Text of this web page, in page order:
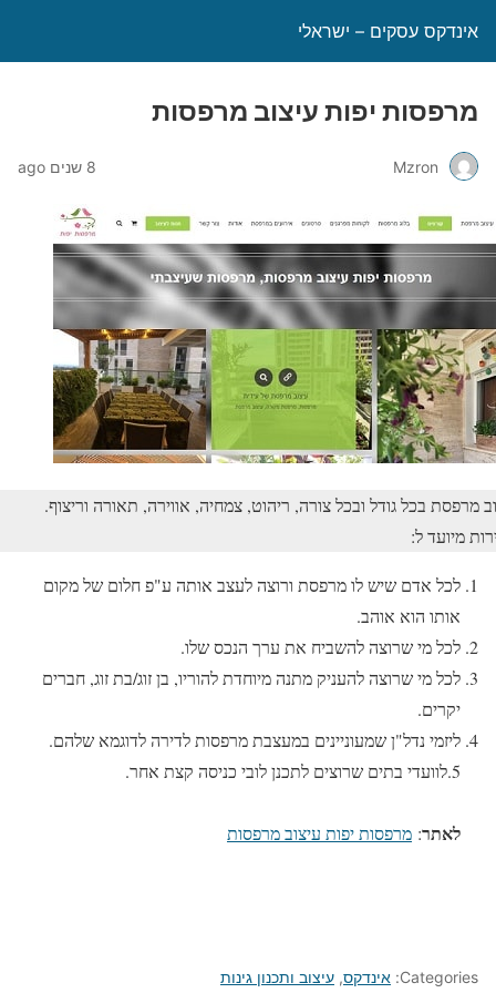
אינדקס עסקים – ישראלי
מרפסות יפות עיצוב מרפסות
Mzron 8 שנים ago
מרפסת בכל גודל ובכל צורה, ריהוט, צמחיה, אווירה, תאורה וריצוף.
מיועד ל:
לכל אדם שיש לו מרפסת ורוצה לעצב אותה ע"פ חלום של מקום
אותו הוא אוהב.
לכל מי שרוצה להשביח את ערך הנכס שלו.
לכל מי שרוצה להעניק מתנה מיוחדת להוריו, בן זוג/בת זוג, חברים
יקרים.
ליזמי נדל"ן שמעוניינים במעצבת מרפסות לדירה לדוגמא שלהם.
5.לוועדי בתים שרוצים לתכנן לובי כניסה קצת אחר.
לאתר: מרפסות יפות עיצוב מרפסות
Categories: אינדקס, עיצוב ותכנון גינות